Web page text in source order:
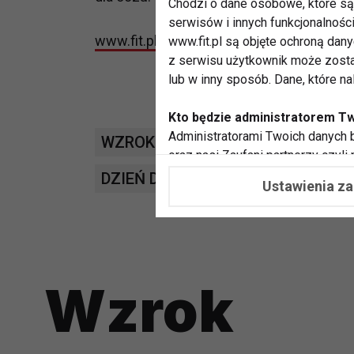
www.fit.pl
WZROK LUTEINA JASKRA
DZIEŃ DZIADKA
SENIOR
Wzrok
Chodzi o dane osobowe, które
serwisów i innych
www.fit.pl są objęte ochroną
z serwisu użytkownik może
lub w inny sposób. Dane, które
Kto będzie administratorem
Administratorami Twoich danych
oraz nasi Zaufani partnerzy czyli
potrzeb i zainteresowań.
przeprowadzania konkursów z
zapewnić Ci większe
pokazywać Ci reklamy
Ustawienia